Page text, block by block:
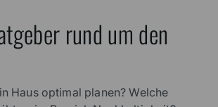
rund um den
Haus optimal planen? Welche